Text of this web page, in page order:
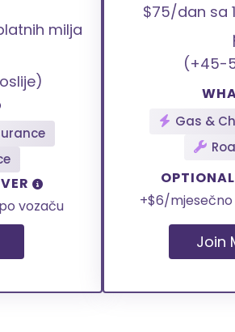
milja
vozaču
$75/dan sa
(+45-
Gas &
+$6/
Join